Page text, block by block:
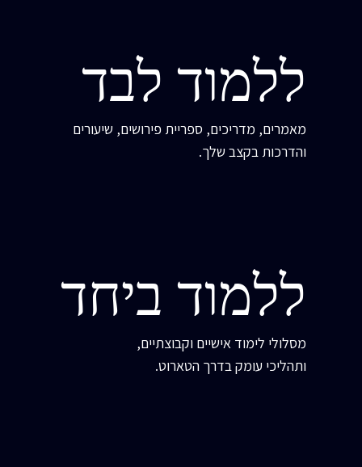
ללמוד לבד
מאמרים, מדריכים, ספריית פירושים, שיעורים
והדרכות בקצב שלך.
ללמוד ביחד
מסלולי לימוד אישיים וקבוצתיים,
ותהליכי עומק בדרך הטארוט.